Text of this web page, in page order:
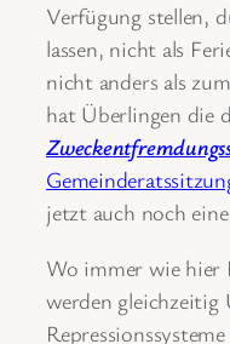
Verfügung stellen,
lassen, nicht als
nicht anders als
hat Überlingen die
jetzt auch noch
Wo immer wie hier
werden gleichzeitig